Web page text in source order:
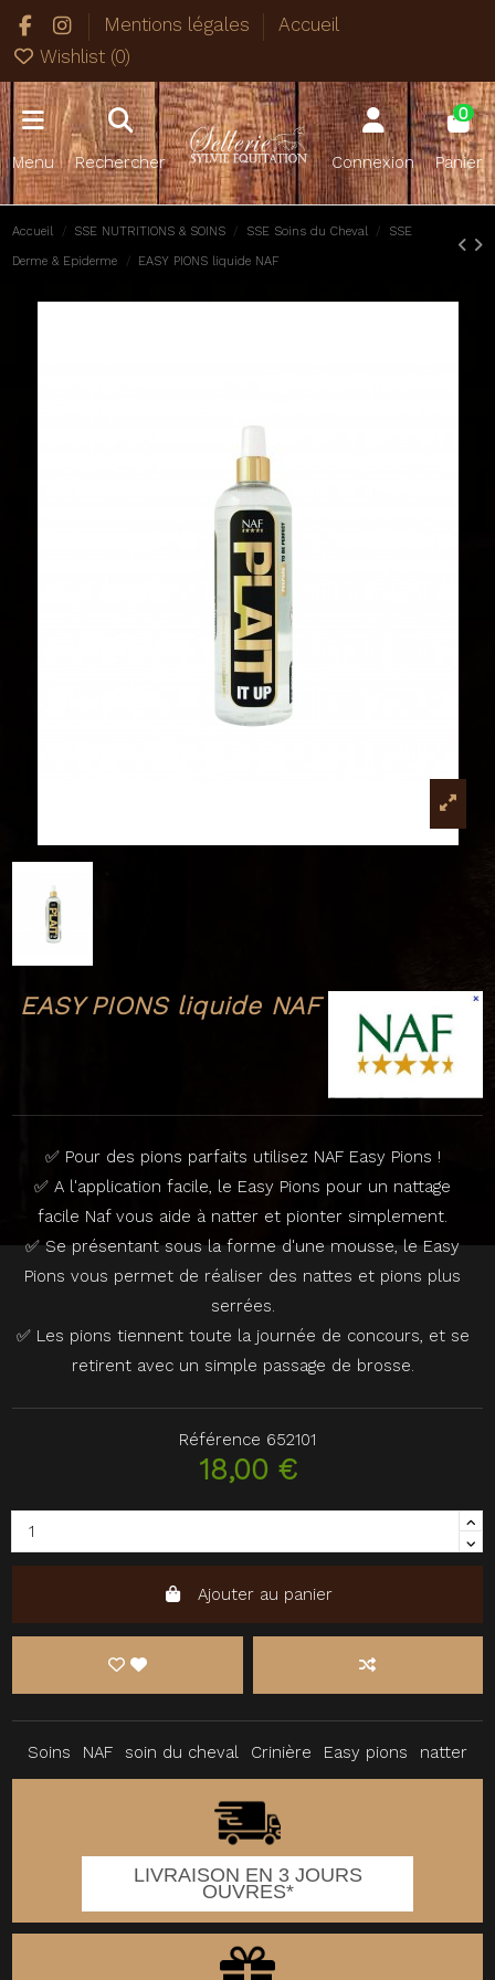
Mentions légales
Accueil
Wishlist (0)
Menu Rechercher Connexion
0
Panier
Accueil SSE NUTRITIONS & SOINS SSE Soins du Cheval SSE
Derme & Epiderme EASY PIONS liquide NAF
EASY PIONS liquide NAF
✅ Pour des pions parfaits utilisez NAF Easy Pions !
✅ A l'application facile, le Easy Pions pour un nattage
facile Naf vous aide à natter et pionter simplement.
✅ Se présentant sous la forme d'une mousse, le Easy
Pions vous permet de réaliser des nattes et pions plus
serrées.
✅ Les pions tiennent toute la journée de concours, et se
retirent avec un simple passage de brosse.
Référence 652101
18,00 €
Ajouter au panier
Soins NAF soin du cheval Crinière Easy pions natter
LIVRAISON EN 3 JOURS
OUVRES*